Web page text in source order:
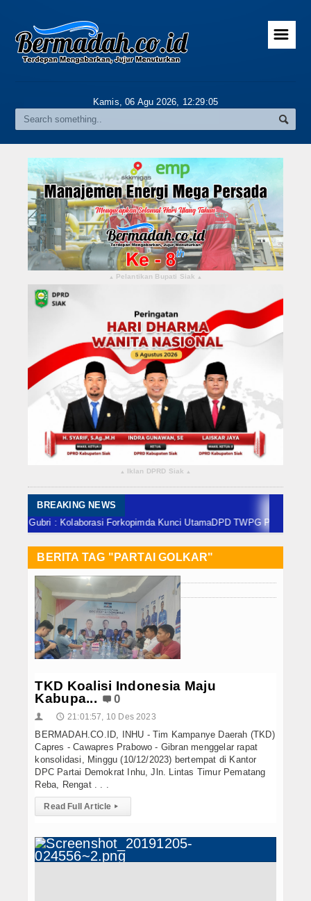
Home
Gallery
Riau
Daerah
Pekanbaru
Pelalawan
Kampar
Rokan Hulu
Bengkalis
Meranti
Indragiri Hulu
Kuansing
Siak
Nasional
Internasional
Hukrim
Iptek
Politik
Berita Foto
Budaya & Pariwisata
Ekbis
Olahraga
☰
Kamis, 06 Agu 2026, 12:29:06
▴ Pelantikan Bupati Siak ▴
▴ Iklan DPRD Siak ▴
BREAKING NEWS
: Kolaborasi Forkopimda Kunci UtamaDPD TWPG Provinsi Riau akan
BERITA TAG "PARTAI GOLKAR"
TKD Koalisi Indonesia Maju
Kabupa...
0
👤 🕔 21:01:57, 10 Des 2023
BERMADAH.CO.ID, INHU - Tim Kampanye Daerah (TKD)
Capres - Cawapres Prabowo - Gibran menggelar rapat
konsolidasi, Minggu (10/12/2023) bertempat di Kantor
DPC Partai Demokrat Inhu, Jln. Lintas Timur Pematang
Reba, Rengat . . .
Read Full Article ▸